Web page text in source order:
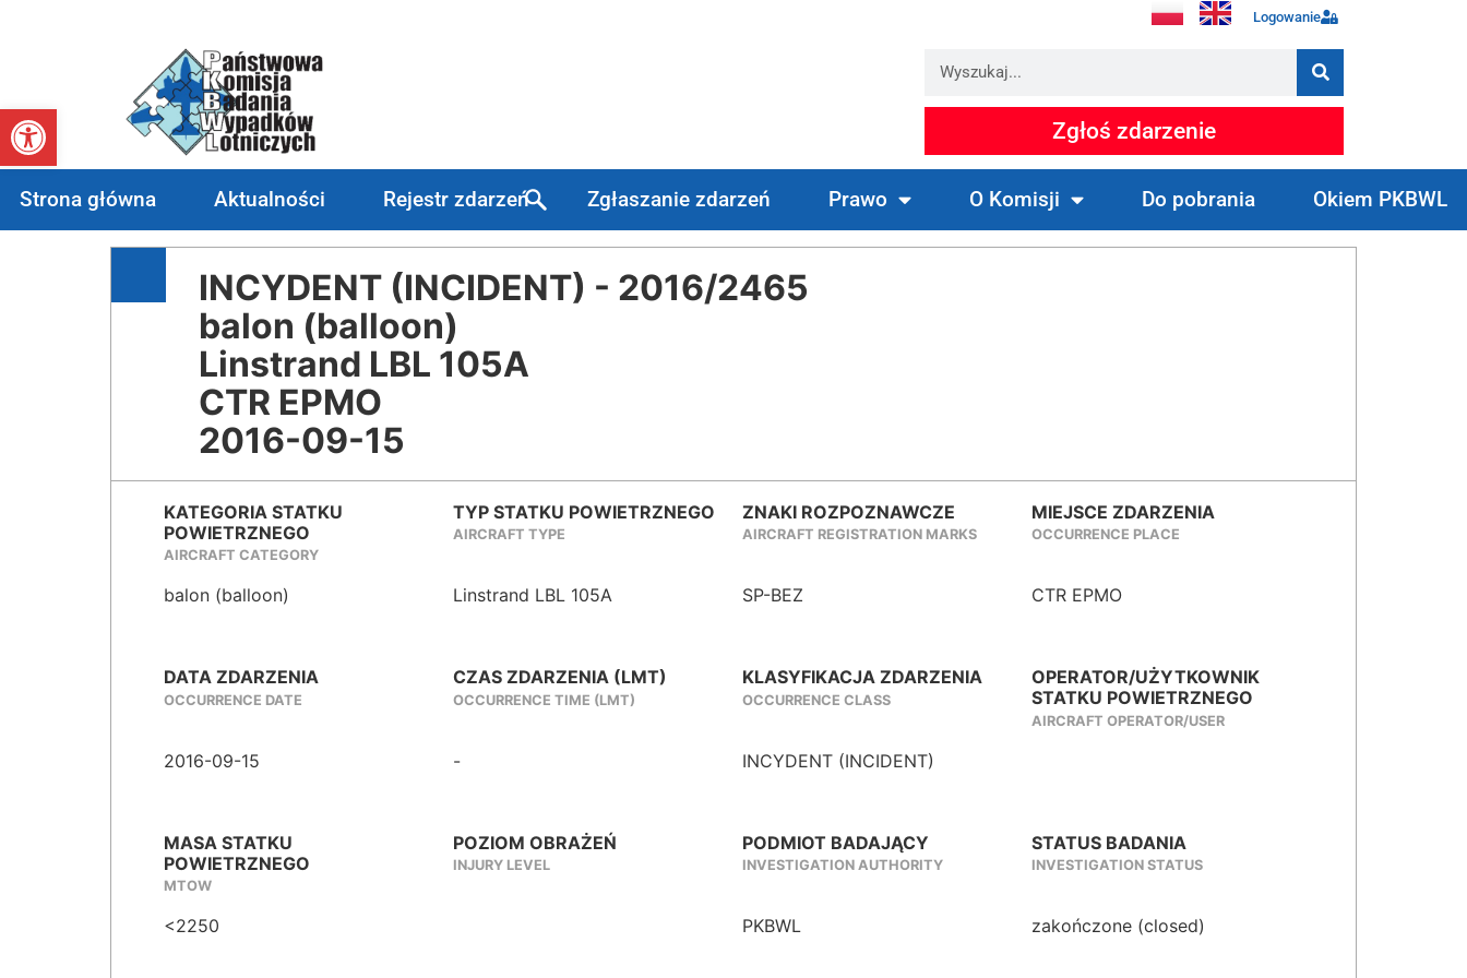
Otwórz pasek narzędzi
Logowanie
Zgłoś zdarzenie
Strona główna Aktualności Rejestr zdarzeń Zgłaszanie zdarzeń Prawo O Komisji Do pobrania Okiem PKBWL
INCYDENT (INCIDENT) - 2016/2465
balon (balloon)
Linstrand LBL 105A
CTR EPMO
2016-09-15
KATEGORIA STATKU
POWIETRZNEGO
AIRCRAFT CATEGORY
balon (balloon)
TYP STATKU POWIETRZNEGO
AIRCRAFT TYPE
Linstrand LBL 105A
ZNAKI ROZPOZNAWCZE
AIRCRAFT REGISTRATION MARKS
SP-BEZ
MIEJSCE ZDARZENIA
OCCURRENCE PLACE
CTR EPMO
DATA ZDARZENIA
OCCURRENCE DATE
2016-09-15
CZAS ZDARZENIA (LMT)
OCCURRENCE TIME (LMT)
-
KLASYFIKACJA ZDARZENIA
OCCURRENCE CLASS
INCYDENT (INCIDENT)
OPERATOR/UŻYTKOWNIK
STATKU POWIETRZNEGO
AIRCRAFT OPERATOR/USER
MASA STATKU
POWIETRZNEGO
MTOW
<2250
POZIOM OBRAŻEŃ
INJURY LEVEL
PODMIOT BADAJĄCY
INVESTIGATION AUTHORITY
PKBWL
STATUS BADANIA
INVESTIGATION STATUS
zakończone (closed)